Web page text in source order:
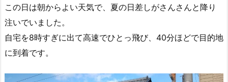
この日は朝からよい天気で、夏の日差しがさんさんと降り
注いでいました。
自宅を8時すぎに出て高速でひとっ飛び、40分ほどで目的地
に到着です。